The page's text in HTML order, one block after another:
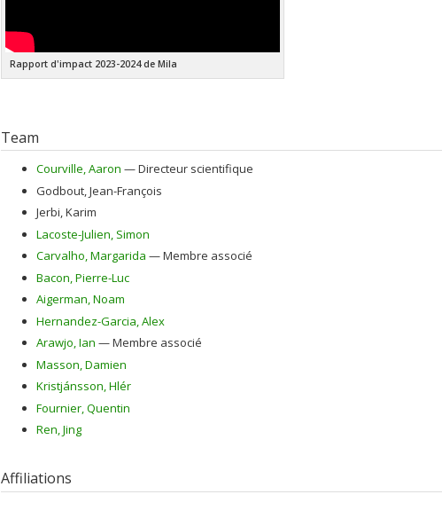
Rapport d'impact 2023-2024 de Mila
Team
Courville, Aaron — Directeur scientifique
Godbout, Jean-François
Jerbi, Karim
Lacoste-Julien, Simon
Carvalho, Margarida — Membre associé
Bacon, Pierre-Luc
Aigerman, Noam
Hernandez-Garcia, Alex
Arawjo, Ian — Membre associé
Masson, Damien
Kristjánsson, Hlér
Fournier, Quentin
Ren, Jing
Affiliations